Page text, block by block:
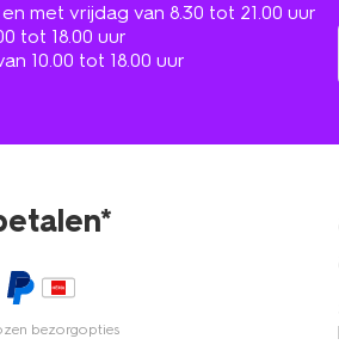
met vrijdag van 8.30 tot 21.00 uur
tot 18.00 uur
10.00 tot 18.00 uur
bezorgopties